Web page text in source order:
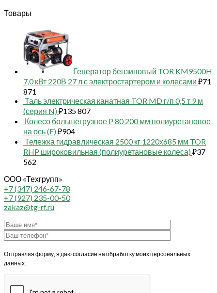
Товары
Генератор бензиновый TOR KM9500H
7,0 кВт 220В 27 л с электростартером и колесами ₽71
871
Таль электрическая канатная TOR MD г/п 0,5 т 9 м
(серия N) ₽135 807
Колесо большегрузное P 80 200 мм полиуретановое
на ось (F) ₽904
Тележка гидравлическая 2500 кг 1220х685 мм TOR
RHP широковильная (полиуретановые колеса) ₽37
562
ООО «Техгрупп»
+7 (347) 246-67-78
+7 (927) 235-00-50
zakaz@tg-rf.ru
Отправляя форму, я даю согласие на обработку моих персональных
данных.